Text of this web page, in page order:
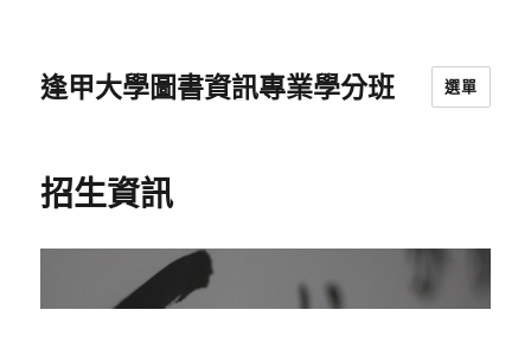
逢甲大學圖書資訊專業學分班 選單
招生資訊